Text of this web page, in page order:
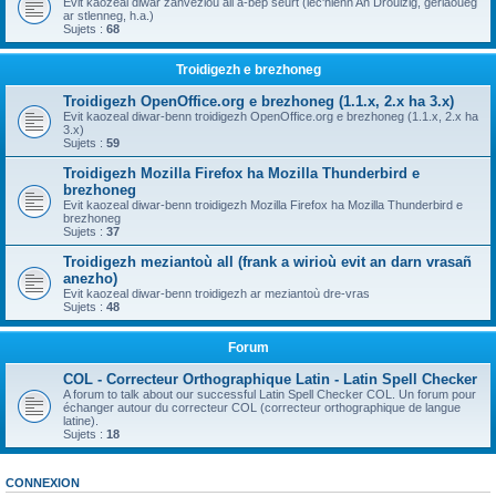
ar stlenneg, h.a.)
Sujets : 68
Troidigezh e brezhoneg
Troidigezh OpenOffice.org e brezhoneg (1.1.x, 2.x ha 3.x)
Evit kaozeal diwar-benn troidigezh OpenOffice.org e brezhoneg (1.1.x, 2.x ha
3.x)
Sujets : 59
Troidigezh Mozilla Firefox ha Mozilla Thunderbird e
brezhoneg
Evit kaozeal diwar-benn troidigezh Mozilla Firefox ha Mozilla Thunderbird e
brezhoneg
Sujets : 37
Troidigezh meziantoù all (frank a wirioù evit an darn vrasañ
anezho)
Evit kaozeal diwar-benn troidigezh ar meziantoù dre-vras
Sujets : 48
Forum
COL - Correcteur Orthographique Latin - Latin Spell Checker
A forum to talk about our successful Latin Spell Checker COL. Un forum pour
échanger autour du correcteur COL (correcteur orthographique de langue
latine).
Sujets : 18
CONNEXION